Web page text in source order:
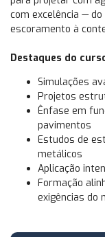
com excelência —
escoramento à
Destaques do
Simulações
Projetos
Ênfase em
pavimentos
Estudos de
metálicos
Aplicação
Formação
exigências do